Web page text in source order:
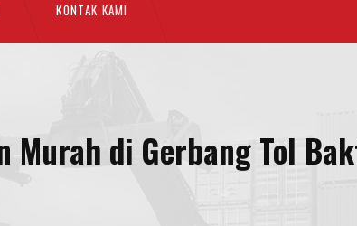
KONTAK KAMI
Murah di Gerbang Tol